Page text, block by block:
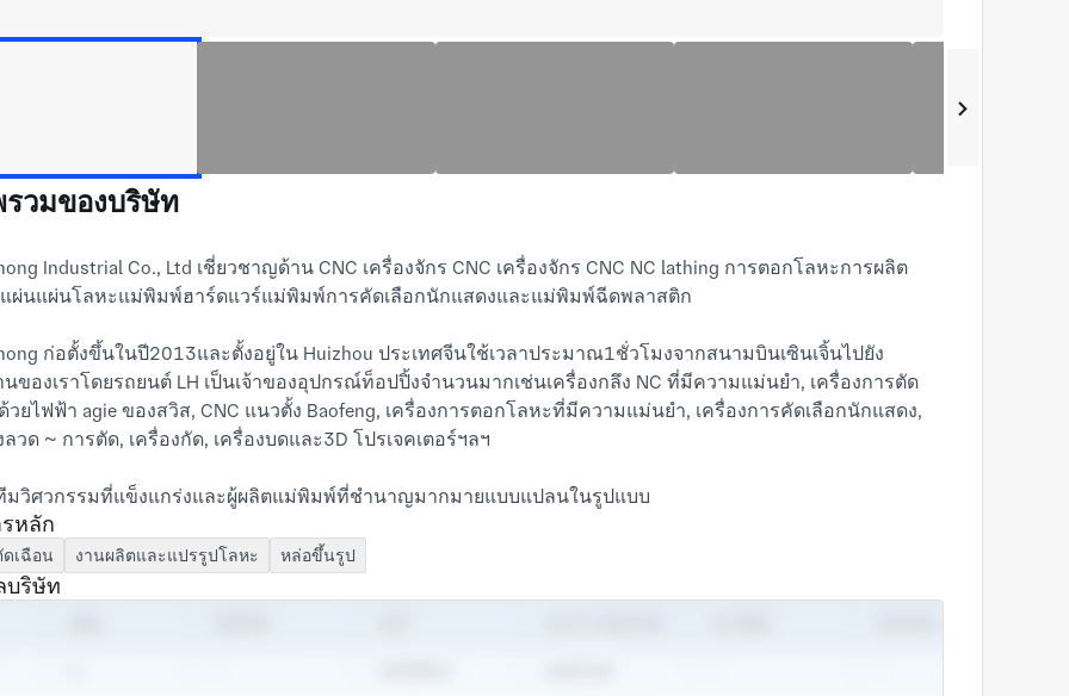
วมของบริษัท
Industrial Co., Ltd เชี่ยวชาญด้าน CNC เครื่องจักร CNC เครื่องจักร CNC NC lathing การตอกโลหะการผลิต
ผ่นแผ่นโลหะแม่พิมพ์ฮาร์ดแวร์แม่พิมพ์การคัดเลือกนักแสดงและแม่พิมพ์ฉีดพลาสติก
ก่อตั้งขึ้นในปี2013และตั้งอยู่ใน Huizhou ประเทศจีนใช้เวลาประมาณ1ชั่วโมงจากสนามบินเซินเจิ้นไปยัง
นของเราโดยรถยนต์ LH เป็นเจ้าของอุปกรณ์ท็อปปิ้งจำนวนมากเช่นเครื่องกลึง NC ที่มีความแม่นยำ, เครื่องการตัด
วยไฟฟ้า agie ของสวิส, CNC แนวตั้ง Baofeng, เครื่องการตอกโลหะที่มีความแม่นยำ, เครื่องการคัดเลือกนักแสดง,
ลวด ~ การตัด, เครื่องกัด, เครื่องบดและ3D โปรเจคเตอร์ฯลฯ
มวิศวกรรมที่แข็งแกร่งและผู้ผลิตแม่พิมพ์ที่ชำนาญมากมายแบบแปลนในรูปแบบ
CAE/Solidworks/Pro-E/UG สามารถยอมรับได้สำหรับโครงการ OEM
ตชิ้นส่วนทางการแพทย์ต่างๆชิ้นส่วนยานยนต์เครื่องใช้ภายในบ้านเครื่องเสียงดิจิตอลและอุปกรณ์กีฬาเป็นต้น
หลัก
เฉือน งานผลิตและแปรรูปโลหะ หล่อขึ้นรูป
บริษัท